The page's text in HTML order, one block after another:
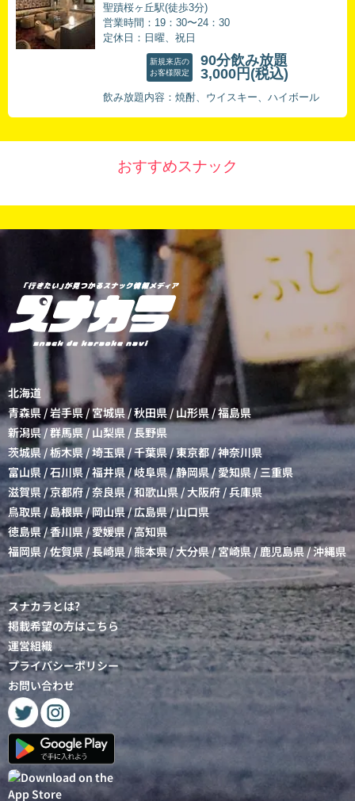
聖蹟桜ヶ丘駅(徒歩3分)
営業時間：19：30〜24：30
定休日：日曜、祝日
新規来店の
お客様限定
90分飲み放題
3,000円 (税込)
飲み放題内容：焼酎、ウイスキー、ハイボール
おすすめスナック
北海道
青森県/岩手県/宮城県/秋田県 / 山形県/福島県
新潟県/群馬県 / 山梨県 /長野県
茨城県 /栃木県/埼玉県/千葉県/東京都 /神奈川県
富山県 /石川県 /福井県/岐阜県/静岡県/愛知県/三重県
滋賀県/京都府/奈良県 /和歌山県/大阪府 /兵庫県
鳥取県 / 島根県/岡山県/広島県/山口県
徳島県/香川県/愛媛県 /高知県
福岡県 /佐賀県 /長崎県/熊本県/大分県/宮崎県/鹿児島県/沖縄県
スナカラとは?
掲載希望の方はこちら
運営組織
プライバシーポリシー
お問い合わせ